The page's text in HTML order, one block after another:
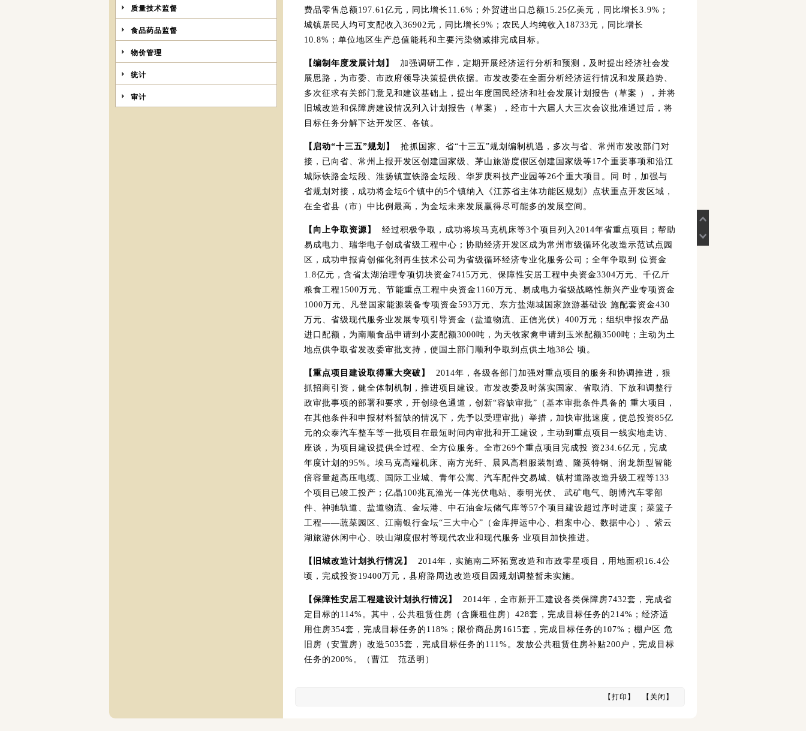
质量技术监督
食品药品监督
物价管理
统计
审计
费品零售总额197.61亿元，同比增长11.6%；外贸进出口总额15.25亿美元，同比增长3.9%；
城镇居民人均可支配收入36902元，同比增长9%；农民人均纯收入18733元，同比增长
10.8%；单位地区生产总值能耗和主要污染物减排完成目标。
【编制年度发展计划】 加强调研工作，定期开展经济运行分析和预测，及时提出经济社会发
展思路，为市委、市政府领导决策提供依据。市发改委在全面分析经济运行情况和发展趋势、
多次征求有关部门意见和建议基础上，提出年度国民经济和社会发展计划报告（草案 ），并将
旧城改造和保障房建设情况列入计划报告（草案），经市十六届人大三次会议批准通过后，将
目标任务分解下达开发区、各镇。
【启动“十三五”规划】 抢抓国家、省“十三五”规划编制机遇，多次与省、常州市发改部门对
接，已向省、常州上报开发区创建国家级、茅山旅游度假区创建国家级等17个重要事项和沿江
城际铁路金坛段、淮扬镇宣铁路金坛段、华罗庚科技产业园等26个重大项目。同 时，加强与
省规划对接，成功将金坛6个镇中的5个镇纳入《江苏省主体功能区规划》点状重点开发区域，
在全省县（市）中比例最高，为金坛未来发展赢得尽可能多的发展空间。
【向上争取资源】 经过积极争取，成功将埃马克机床等3个项目列入2014年省重点项目；帮助
易成电力、瑞华电子创成省级工程中心；协助经济开发区成为常州市级循环化改造示范试点园
区，成功申报肯创催化剂再生技术公司为省级循环经济专业化服务公司；全年争取到 位资金
1.8亿元，含省太湖治理专项切块资金7415万元、保障性安居工程中央资金3304万元、千亿斤
粮食工程1500万元、节能重点工程中央资金1160万元、易成电力省级战略性新兴产业专项资金
1000万元、凡登国家能源装备专项资金593万元、东方盐湖城国家旅游基础设 施配套资金430
万元、省级现代服务业发展专项引导资金（盐道物流、正信光伏）400万元；组织申报农产品
进口配额，为南顺食品申请到小麦配额3000吨，为天牧家禽申请到玉米配额3500吨；主动为土
地点供争取省发改委审批支持，使国土部门顺利争取到点供土地38公 顷。
【重点项目建设取得重大突破】 2014年，各级各部门加强对重点项目的服务和协调推进，狠
抓招商引资，健全体制机制，推进项目建设。市发改委及时落实国家、省取消、下放和调整行
政审批事项的部署和要求，开创绿色通道，创新“容缺审批”（基本审批条件具备的 重大项目，
在其他条件和申报材料暂缺的情况下，先予以受理审批）举措，加快审批速度，使总投资85亿
元的众泰汽车整车等一批项目在最短时间内审批和开工建设，主动到重点项目一线实地走访、
座谈，为项目建设提供全过程、全方位服务。全市269个重点项目完成投 资234.6亿元，完成
年度计划的95%。埃马克高端机床、南方光纤、晨风高档服装制造、隆英特钢、润龙新型智能
倍容量超高压电缆、国际工业城、青年公寓、汽车配件交易城、镇村道路改造升级工程等133
个项目已竣工投产；亿晶100兆瓦渔光一体光伏电站、泰明光伏、 武矿电气、朗博汽车零部
件、神驰轨道、盐道物流、金坛港、中石油金坛储气库等57个项目建设超过序时进度；菜篮子
工程——蔬菜园区、江南银行金坛“三大中心”（金库押运中心、档案中心、数据中心）、紫云
湖旅游休闲中心、映山湖度假村等现代农业和现代服务 业项目加快推进。
【旧城改造计划执行情况】 2014年，实施南二环拓宽改造和市政零星项目，用地面积16.4公
顷，完成投资19400万元，县府路周边改造项目因规划调整暂未实施。
【保障性安居工程建设计划执行情况】 2014年，全市新开工建设各类保障房7432套，完成省
定目标的114%。其中，公共租赁住房（含廉租住房）428套，完成目标任务的214%；经济适
用住房354套，完成目标任务的118%；限价商品房1615套，完成目标任务的107%；棚户区 危
旧房（安置房）改造5035套，完成目标任务的111%。发放公共租赁住房补贴200户，完成目标
任务的200%。（曹江 范丞明）
【 打印 】 【 关闭 】